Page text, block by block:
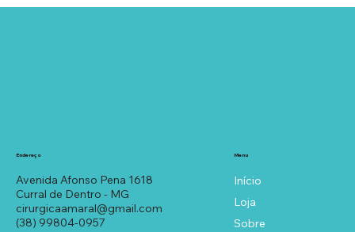
Avenida Afonso Pena 1618
Curral de Dentro - MG
cirurgicaamaral@gmail.com
(38) 99804-0957
Endereço Menu
Início
Loja
Sobre